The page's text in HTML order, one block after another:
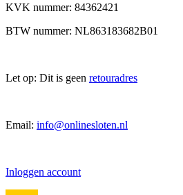
KVK nummer: 84362421
BTW nummer: NL863183682B01
Let op: Dit is geen retouradres
Email: info@onlinesloten.nl
Inloggen account